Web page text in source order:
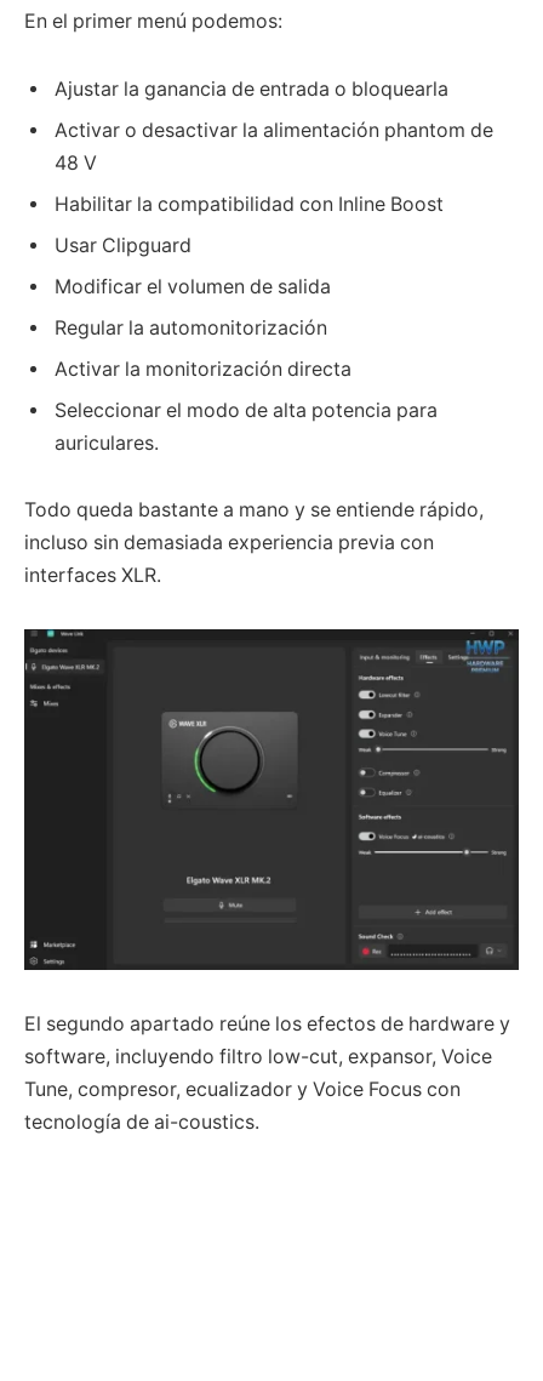
En el primer menú podemos:
Ajustar la ganancia de entrada o bloquearla
Activar o desactivar la alimentación phantom de
48 V
Habilitar la compatibilidad con Inline Boost
Usar Clipguard
Modificar el volumen de salida
Regular la automonitorización
Activar la monitorización directa
Seleccionar el modo de alta potencia para
auriculares.
Todo queda bastante a mano y se entiende rápido,
incluso sin demasiada experiencia previa con
interfaces XLR.
El segundo apartado reúne los efectos de hardware y
software, incluyendo filtro low-cut, expansor, Voice
Tune, compresor, ecualizador y Voice Focus con
tecnología de ai-coustics.